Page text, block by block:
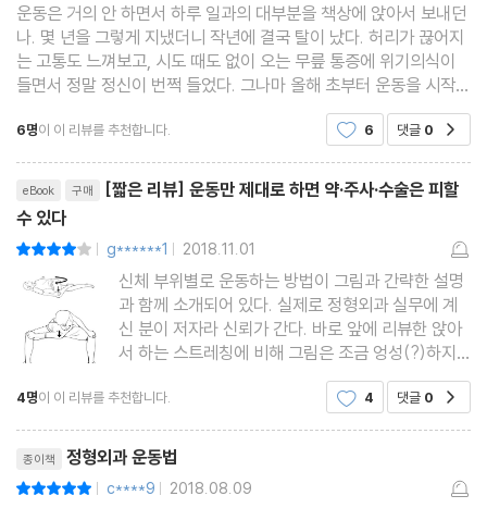
절 무혈성 괴사
5. 고관절 관절와순 파열/ 6. 엉덩이 점액낭염 및 근육 염좌/ 7. 엉
덩이 근육 스트레칭
1. 무릎 관절/ 2. 반월상 연골 파열/ 3. 무릎 근력 운동/ 4. 무릎 퇴행
5. 무릎 앞쪽 관절염/ 6. 무릎 수술 후 재활 운동/ 7. 무릎 인대 손
상/ 8. 오스굿씨 병
발목
1. 발목 관절/ 2. 발목 인대 파열, 염좌
3. 발목 인대 손상 후 재활/ 4. 발목 관절염, 골연골 손상
1. 족저근막염, 아킬레스건염/ 2. 아킬레스건 파열
3. 중족골통, 지간 신경종, 티눈/ 4. 무지외반증, 내성발톱
부록
운동은 거의 안 하면서 하루 일과의 대부분을 책상에 앉아서 보내던
나. 몇 년을 그렇게 지냈더니 작년에 결국 탈이 났다. 허리가 끊어지
는 고통도 느껴보고, 시도 때도 없이 오는 무릎 통증에 위기의식이
들면서 정말 정신이 번쩍 들었다. 그나마 올해 초부터 운동을 시작하
며 다행히 지금은 그런 증상의 공포에서 벗어나 있는 상태다. 다
만 정말 겪어본 사람만 안다고 그때 그 통증들
6명이 이 리뷰를 추천합니다. 6 댓글 0
eBook 구매
[짧은 리뷰] 운동만 제대로 하면 약·주사·수술은 피할
수 있다
| g******1 | 2018.11.01
신체 부위별로 운동하는 방법이 그림과 간략한 설명
과 함께 소개되어 있다. 실제로 정형외과 실무에 계
신 분이 저자라 신뢰가 간다. 바로 앞에 리뷰한 앉아
서 하는 스트레칭에 비해 그림은 조금 엉성(?)하지
만, 신체 전부위에 걸쳐, 증상과 신체 부위에 따른 스
트레칭 방법이 소개되어 있어, 하나씩 비치하면 좋을
거 같다. 페이백 이북으로 구매했기에 그냥 프리뷰를
했다고 치고 종이책
4명이 이 리뷰를 추천합니다. 4 댓글 0
종이책 정형외과 운동법
| c****9 | 2018.08.09